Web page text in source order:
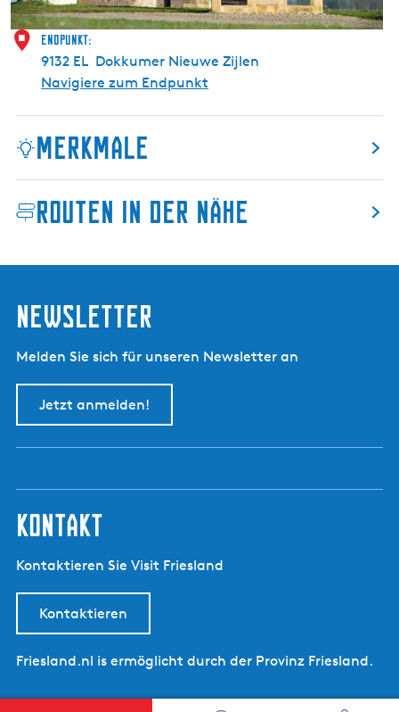
h
l
e
k
e
e
Endpunkt:
9132 EL Dokkumer Nieuwe Zijlen
Navigiere zum Endpunkt
Merkmale
Routen in der Nähe
Newsletter
Melden Sie sich für unseren Newsletter an
Jetzt anmelden!
kontakt
Kontaktieren Sie Visit Friesland
Kontaktieren
Friesland.nl is ermöglicht durch der Provinz Friesland.